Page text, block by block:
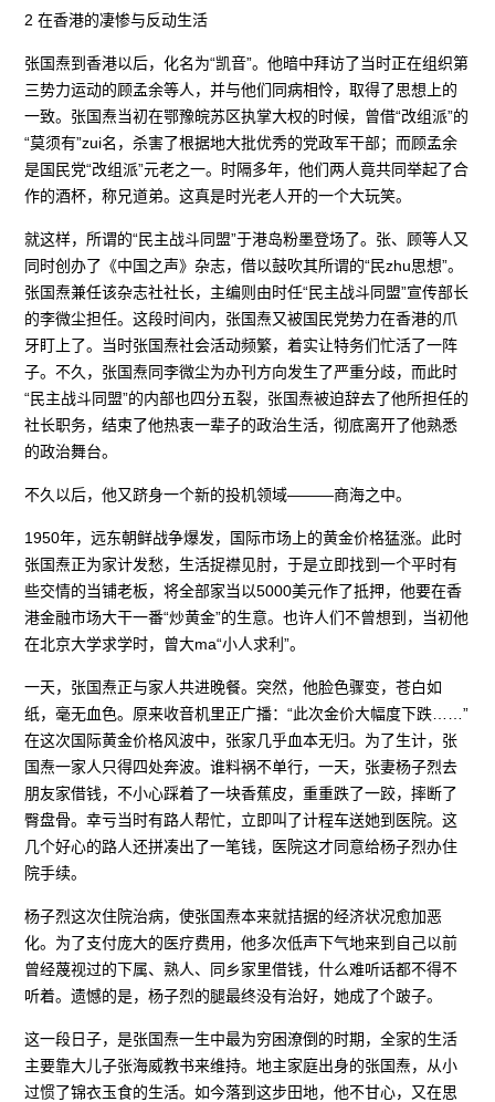
2 在香港的凄惨与反动生活
张国焘到香港以后，化名为“凯音”。他暗中拜访了当时正在组织第
三势力运动的顾孟余等人，并与他们同病相怜，取得了思想上的
一致。张国焘当初在鄂豫皖苏区执掌大权的时候，曾借“改组派”的
“莫须有”zui名，杀害了根据地大批优秀的党政军干部；而顾孟余
是国民党“改组派”元老之一。时隔多年，他们两人竟共同举起了合
作的酒杯，称兄道弟。这真是时光老人开的一个大玩笑。
就这样，所谓的“民主战斗同盟”于港岛粉墨登场了。张、顾等人又
同时创办了《中国之声》杂志，借以鼓吹其所谓的“民zhu思想”。
张国焘兼任该杂志社社长，主编则由时任“民主战斗同盟”宣传部长
的李微尘担任。这段时间内，张国焘又被国民党势力在香港的爪
牙盯上了。当时张国焘社会活动频繁，着实让特务们忙活了一阵
子。不久，张国焘同李微尘为办刊方向发生了严重分歧，而此时
“民主战斗同盟”的内部也四分五裂，张国焘被迫辞去了他所担任的
社长职务，结束了他热衷一辈子的政治生活，彻底离开了他熟悉
的政治舞台。
不久以后，他又跻身一个新的投机领域———商海之中。
1950年，远东朝鲜战争爆发，国际市场上的黄金价格猛涨。此时
张国焘正为家计发愁，生活捉襟见肘，于是立即找到一个平时有
些交情的当铺老板，将全部家当以5000美元作了抵押，他要在香
港金融市场大干一番“炒黄金”的生意。也许人们不曾想到，当初他
在北京大学求学时，曾大ma“小人求利”。
一天，张国焘正与家人共进晚餐。突然，他脸色骤变，苍白如
纸，毫无血色。原来收音机里正广播：“此次金价大幅度下跌……”
在这次国际黄金价格风波中，张家几乎血本无归。为了生计，张
国焘一家人只得四处奔波。谁料祸不单行，一天，张妻杨子烈去
朋友家借钱，不小心踩着了一块香蕉皮，重重跌了一跤，摔断了
臀盘骨。幸亏当时有路人帮忙，立即叫了计程车送她到医院。这
几个好心的路人还拼凑出了一笔钱，医院这才同意给杨子烈办住
院手续。
杨子烈这次住院治病，使张国焘本来就拮据的经济状况愈加恶
化。为了支付庞大的医疗费用，他多次低声下气地来到自己以前
曾经蔑视过的下属、熟人、同乡家里借钱，什么难听话都不得不
听着。遗憾的是，杨子烈的腿最终没有治好，她成了个跛子。
这一段日子，是张国焘一生中最为穷困潦倒的时期，全家的生活
主要靠大儿子张海威教书来维持。地主家庭出身的张国焘，从小
过惯了锦衣玉食的生活。如今落到这步田地，他不甘心，又在思